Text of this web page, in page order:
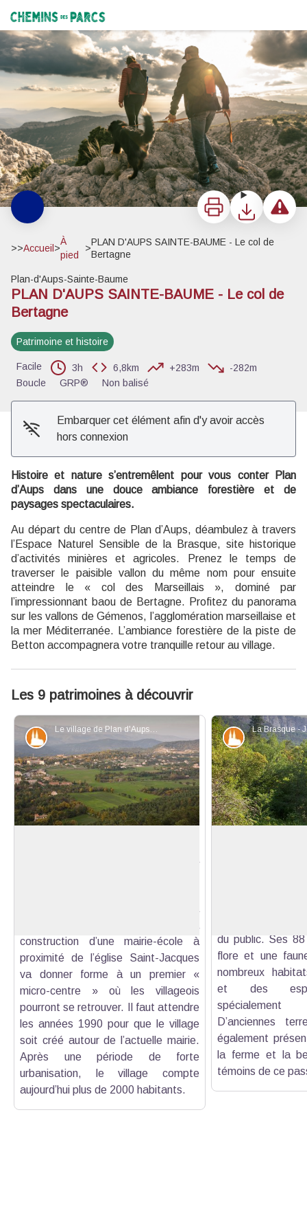
Chemins des Parcs
Col de Bertagne - ©Olivier Octobre
ImprimerTéléchargerSignaler
>>Accueil>
À
pied
>
PLAN D'AUPS SAINTE-BAUME - Le col de
Bertagne
Plan-d'Aups-Sainte-Baume
PLAN D'AUPS SAINTE-BAUME - Le col de
Bertagne
Patrimoine et histoire
Facile 3h 6,8km +283m
-282m
Boucle
GRP® Non balisé
Embarquer cet élément afin d'y avoir accès
hors connexion
Histoire et nature s’entremêlent pour vous conter Plan
d’Aups dans une douce ambiance forestière et de
paysages spectaculaires.
Au départ du centre de Plan d’Aups, déambulez à travers
l’Espace Naturel Sensible de la Brasque, site historique
d’activités minières et agricoles. Prenez le temps de
traverser le paisible vallon du même nom pour ensuite
atteindre le « col des Marseillais », dominé par
l’impressionnant baou de Bertagne. Profitez du panorama
sur les vallons de Gémenos, l’agglomération marseillaise et
la mer Méditerranée. L’ambiance forestière de la piste de
Betton accompagnera votre tranquille retour au village.
Les 9 patrimoines à découvrir
Le village de Plan d'Aups - Hervé Duclos
Patrimoine et histoire
construction d’une mairie-école à
proximité de l’église Saint-Jacques
va donner forme à un premier «
micro-centre » où les villageois
pourront se retrouver. Il faut attendre
les années 1990 pour que le village
soit créé autour de l’actuelle mairie.
Après une période de forte
urbanisation, le village compte
aujourd’hui plus de 2000 habitants.
Patrimoine
du public. Ses
flore et une
nombreux
et des
spécialement
D’anciennes
également
la ferme et la
témoins de ce